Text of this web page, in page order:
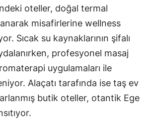
oteller, doğal termal
misafirlerine wellness
Sıcak su kaynaklarının şifalı
profesyonel masaj
uygulamaları ile
Alaçatı tarafında ise taş ev
butik oteller, otantik Ege